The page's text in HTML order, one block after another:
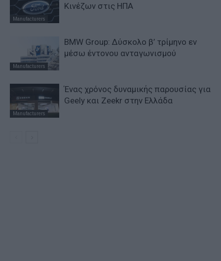
Manufacturers
Κινέζων στις ΗΠΑ
Manufacturers
BMW Group: Δύσκολο β’ τρίμηνο εν
μέσω έντονου ανταγωνισμού
Manufacturers
Ένας χρόνος δυναμικής παρουσίας για
Geely και Zeekr στην Ελλάδα